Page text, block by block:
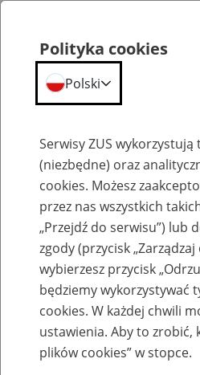
Szkolenia
Zaproś ZUS do siebie -
eZUS w siedzibie
Polityka cookies
Polski
Serwisy ZUS wykorzystują
(niezbędne) oraz
cookies. Możesz
przez nas wszystkich
„Przejdź do serwisu”) lub
zgody (przycisk „Zarządzaj
wybierzesz przycisk
będziemy wykorzystywać
cookies. W każdej chwili
ustawienia. Aby to zrobić,
plików cookies” w stopce.